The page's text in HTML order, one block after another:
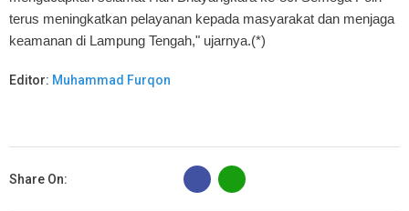
terus meningkatkan pelayanan kepada masyarakat dan menjaga
keamanan di Lampung Tengah," ujarnya.(*)
Editor: Muhammad Furqon
Share On:
B